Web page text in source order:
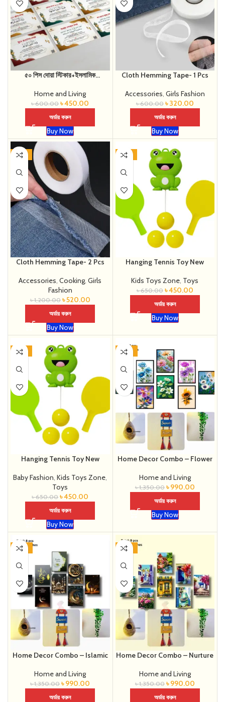
৫০ পিস দোয়া স্টিকার+ইসলামিক
Home and Living
৳600.00 ৳450.00
অর্ডার করুন
Buy Now
Cloth Hemming Tape- 1 Pcs
Accessories, Girls Fashion
৳600.00 ৳320.00
অর্ডার করুন
Buy Now
-57%
Cloth Hemming Tape- 2 Pcs
Accessories,Cooking,Girls
Fashion
৳1,200.00 ৳520.00
অর্ডার করুন
Buy Now
-31%
Hanging Tennis Toy New
Kids Toys Zone, Toys
৳650.00 ৳450.00
অর্ডার করুন
Buy Now
-31%
Hanging Tennis Toy New
Baby Fashion,Kids Toys Zone,
Toys
৳650.00 ৳450.00
অর্ডার করুন
Buy Now
-27%
Home Decor Combo – Flower
Home and Living
৳1,350.00 ৳990.00
অর্ডার করুন
Buy Now
-27%
Home Decor Combo – Islamic
Home and Living
৳1,350.00 ৳990.00
অর্ডার করুন
-27%
Home Decor Combo – Nurture
Home and Living
৳1,350.00 ৳990.00
অর্ডার করুন